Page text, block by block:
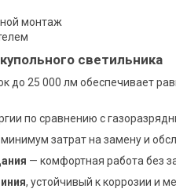
монтаж
светильника
до 25 000 лм обеспечивает
по сравнению с
затрат на замену и
— комфортная работа без
, устойчивый к коррозии и